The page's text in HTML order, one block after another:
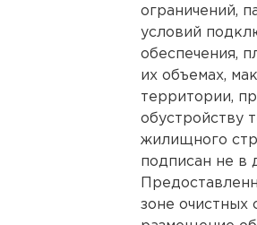
ограничений,
условий
обеспечения,
их объемах,
территории,
обустройству
жилищного
подписан не в
зоне очистных